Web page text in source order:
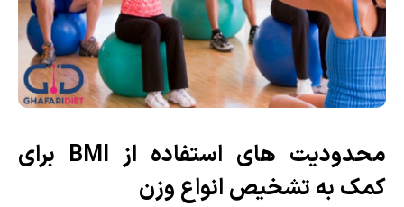
محدودیت های استفاده از BMI برای
کمک به تشخیص انواع وزن